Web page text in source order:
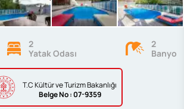
T.C Kültür ve Turizm Bakanlığı
BelgeNo : 07-9359
2
Yatak Odası
2
Banyo